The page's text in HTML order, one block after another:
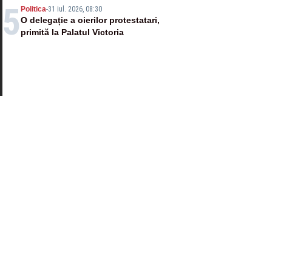
5 Politica-31 iul. 2026, 08:30
O delegație a oierilor protestatari,
primită la Palatul Victoria